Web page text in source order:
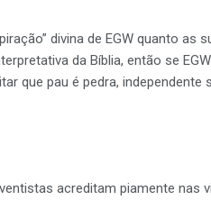
divina de EGW quanto as
da Bíblia, então se
que pau é pedra, independente
acreditam piamente nas